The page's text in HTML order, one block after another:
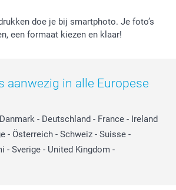
doe je bij smartphoto. Je foto’s
een formaat kiezen en klaar!
aanwezig in alle Europese
Danmark - Deutschland - France - Ireland
- Österreich - Schweiz - Suisse -
- Sverige - United Kingdom -